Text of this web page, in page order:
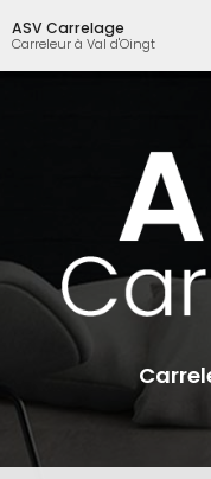
au
contenu
principal
ASV Carrelage
Carreleur à Val d'Oingt